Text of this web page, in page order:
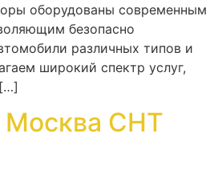
оборудованы современным
безопасно
различных типов и
широкий спектр услуг,
Москва СНТ